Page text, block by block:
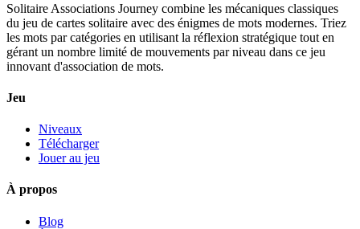
Solitaire Associations Journey combine les mécaniques classiques
du jeu de cartes solitaire avec des énigmes de mots modernes. Triez
les mots par catégories en utilisant la réflexion stratégique tout en
gérant un nombre limité de mouvements par niveau dans ce jeu
innovant d'association de mots.
Jeu
Niveaux
Télécharger
Jouer au jeu
À propos
Blog